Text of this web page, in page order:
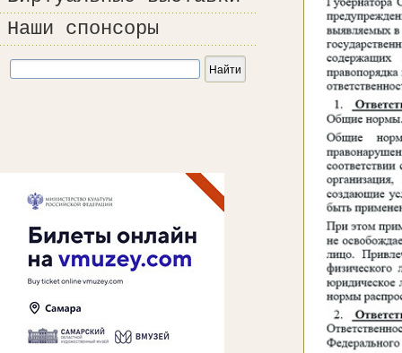
Наши спонсоры